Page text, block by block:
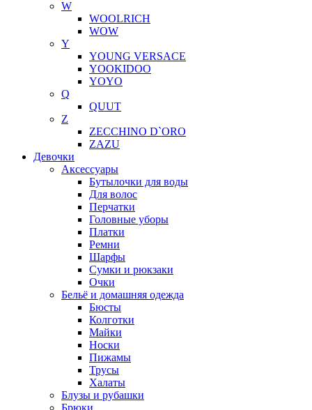
W
WOOLRICH
WOW
Y
YOUNG VERSACE
YOOKIDOO
YOYO
Q
QUUT
Z
ZECCHINO D`ORO
ZAZU
Девочки
Аксессуары
Бутылочки для воды
Для волос
Перчатки
Головные уборы
Платки
Ремни
Шарфы
Сумки и рюкзаки
Очки
Бельё и домашняя одежда
Бюсты
Колготки
Майки
Носки
Пижамы
Трусы
Халаты
Блузы и рубашки
Брюки